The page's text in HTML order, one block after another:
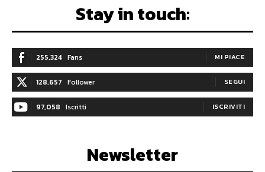
Stay in touch:
255,324 Fans MI PIACE
128,657 Follower SEGUI
97,058 Iscritti ISCRIVITI
Newsletter